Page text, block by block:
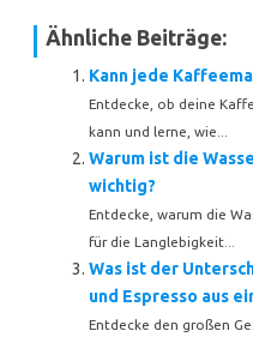
Ähnliche Beiträge:
Kann jede
Entdecke, ob deine
kann und lerne, wie...
Warum ist die
wichtig?
Entdecke, warum die
für die Langlebigkeit...
Was ist der
und Espresso aus
Entdecke den großen